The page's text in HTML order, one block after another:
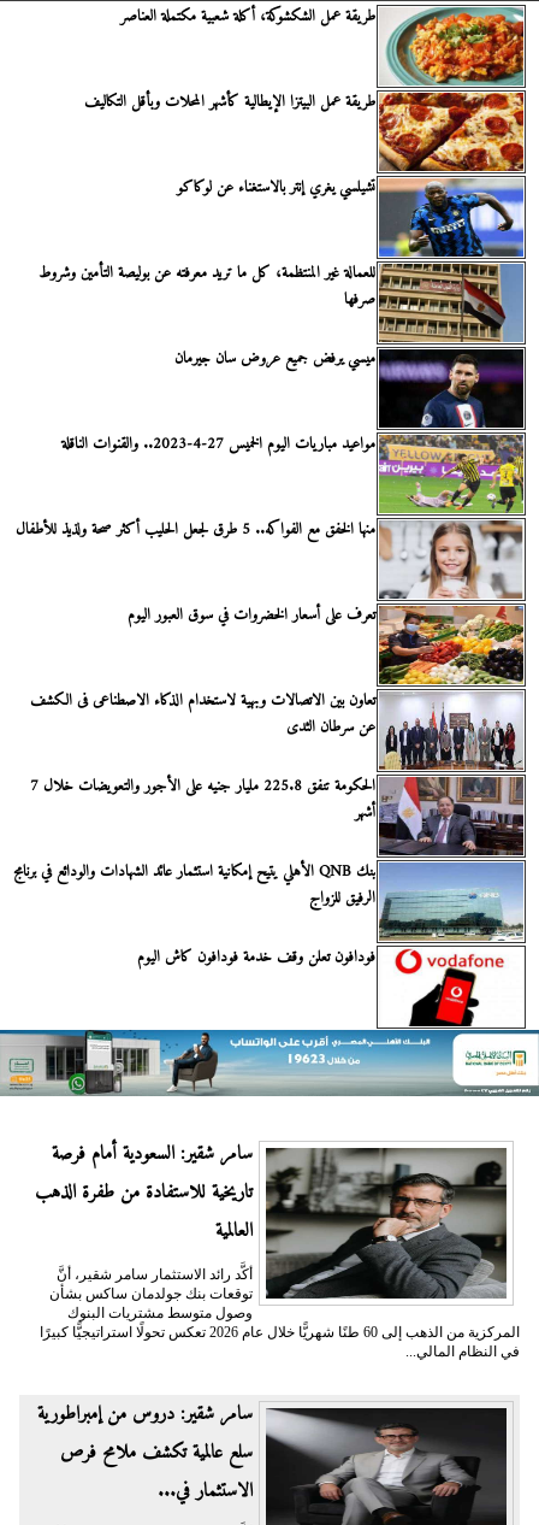
طريقة عمل الشكشوكة، أكلة شعبية مكتملة العناصر
طريقة عمل البيتزا الإيطالية كأشهر المحلات وبأقل التكاليف
تشيلسي يغري إنتر بالاستغناء عن لوكاكو
للعمالة غير المنتظمة، كل ما تريد معرفته عن بوليصة التأمين وشروط
صرفها
ميسي يرفض جميع عروض سان جيرمان
مواعيد مباريات اليوم الخميس 27-4-2023.. والقنوات الناقلة
منها الخفق مع الفواكه.. 5 طرق لجعل الحليب أكثر صحة ولذيذ للأطفال
تعرف على أسعار الخضروات في سوق العبور اليوم
تعاون بين الاتصالات وبهية لاستخدام الذكاء الاصطناعى فى الكشف
عن سرطان الثدى
الحكومة تنفق 225.8 مليار جنيه على الأجور والتعويضات خلال 7
أشهر
بنك QNB الأهلي يتيح إمكانية استثمار عائد الشهادات والودائع في برنامج
الرفيق للزواج
فودافون تعلن وقف خدمة فودافون كاش اليوم
سامر شقير: السعودية أمام فرصة
تاريخية للاستفادة من طفرة الذهب
العالمية
أكَّد رائد الاستثمار سامر شقير، أنَّ
توقعات بنك جولدمان ساكس بشأن
وصول متوسط مشتريات البنوك
المركزية من الذهب إلى 60 طنًا شهريًّا خلال عام 2026 تعكس تحولًا استراتيجيًّا كبيرًا
في النظام المالي...
سامر شقير: دروس من إمبراطورية
سلع عالمية تكشف ملامح فرص
الاستثمار في...